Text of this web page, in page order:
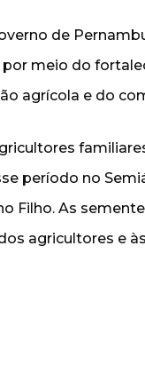
de
meio do
agrícola e do
período no
Filho. As
agricultores e